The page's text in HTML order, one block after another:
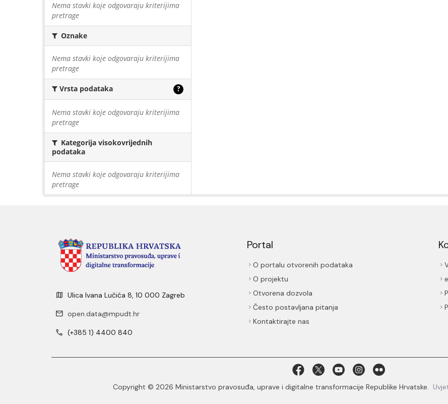
Nema stavki koje odgovaraju kriterijima
pretrage
Oznake
Nema stavki koje odgovaraju kriterijima
pretrage
Vrsta podataka ?
Nema stavki koje odgovaraju kriterijima
pretrage
Kategorija visokovrijednih
podataka
Nema stavki koje odgovaraju kriterijima
pretrage